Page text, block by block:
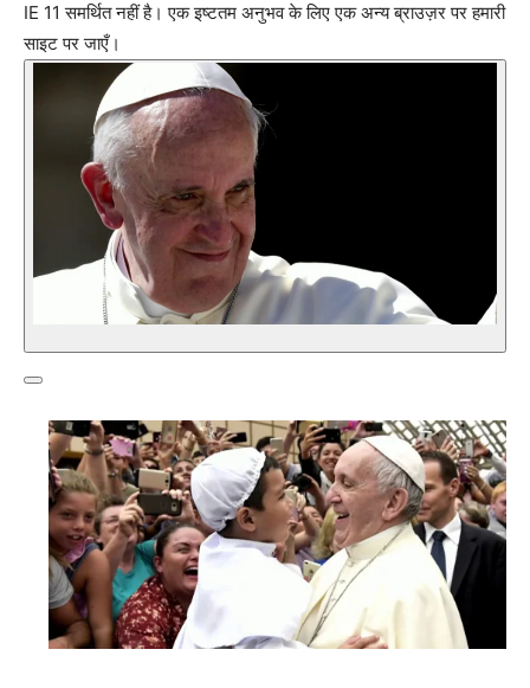
IE 11 समर्थित नहीं है। एक इष्टतम अनुभव के लिए एक अन्य ब्राउज़र पर हमारी
साइट पर जाएँ।